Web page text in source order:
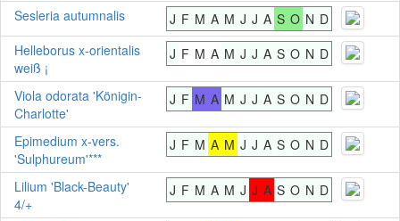
Sesleria autumnalis J F M A M J J A S O N D
Helleborus x-orientalis
weiß ¡
J F M A M J J A S O N D
Viola odorata 'Königin-
Charlotte'
J F M A M J J A S O N D
Epimedium x-vers.
'Sulphureum'***
J F M A M J J A S O N D
Lilium 'Black-Beauty'
4/+
J F M A M J J A S O N D